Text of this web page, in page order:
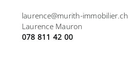
laurence@murith-immobilier.ch
Laurence Mauron
078 811 42 00